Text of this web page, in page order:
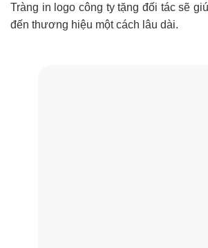
Tràng in logo công ty tặng đối tác sẽ
đến thương hiệu một cách lâu dài.